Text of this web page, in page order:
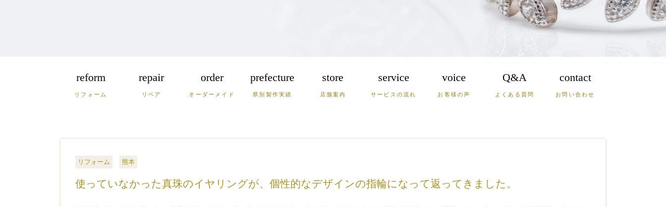
reform
リフォーム
repair
リペア
order
オーダーメイド
prefecture
県別製作実績
store
店舗案内
service
サービスの流れ
voice
お客様の声
Q&A
よくある質問
contact
お問い合わせ
リフォーム 熊本
使っていなかった真珠のイヤリングが、個性的なデザインの指輪になって返ってきました。